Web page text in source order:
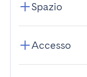
Spazio
Accesso